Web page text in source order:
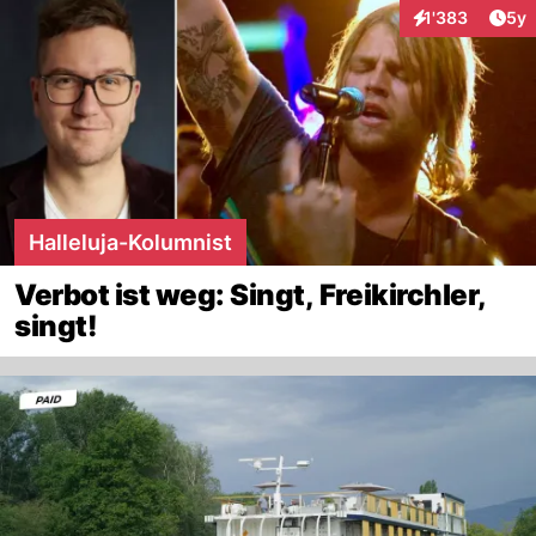
1'383
Interaktionen5y
Halleluja-Kolumnist
Verbot ist weg: Singt, Freikirchler,
singt!